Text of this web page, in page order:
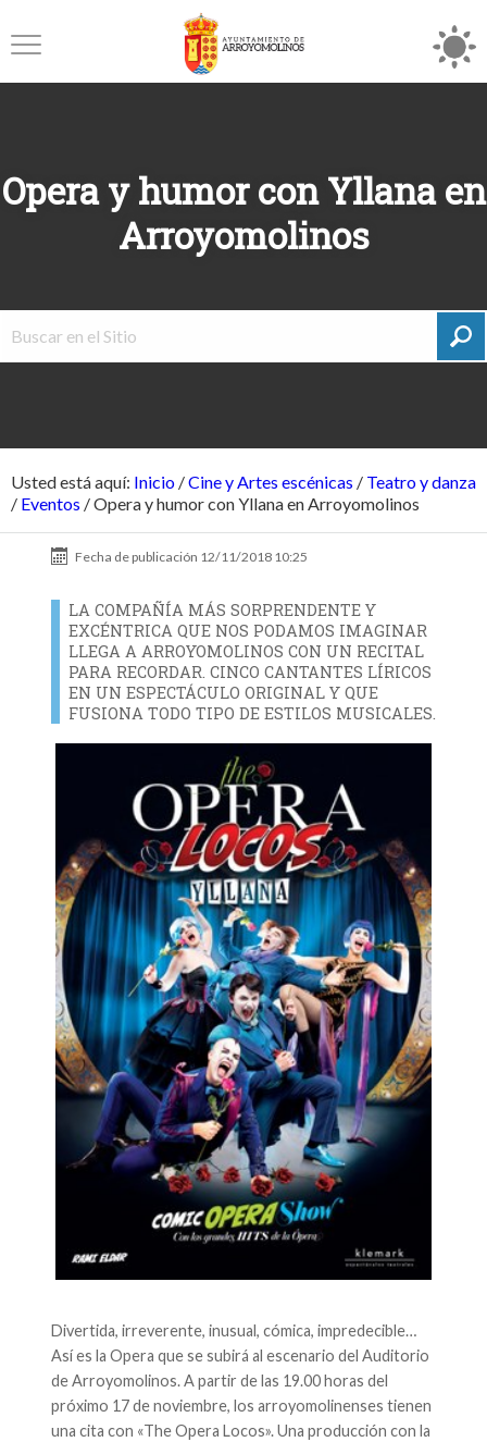
Opera y humor con Yllana en
Arroyomolinos
Usted está aquí: Inicio /Cine y Artes escénicas / Teatro y danza
/ Eventos /Opera y humor con Yllana en Arroyomolinos
Fecha de publicación 12/11/2018 10:25
LA COMPAÑÍA MÁS SORPRENDENTE Y
EXCÉNTRICA QUE NOS PODAMOS IMAGINAR
LLEGA A ARROYOMOLINOS CON UN RECITAL
PARA RECORDAR. CINCO CANTANTES LÍRICOS
EN UN ESPECTÁCULO ORIGINAL Y QUE
FUSIONA TODO TIPO DE ESTILOS MUSICALES.
Divertida, irreverente, inusual, cómica, impredecible…
Así es la Opera que se subirá al escenario del Auditorio
de Arroyomolinos. A partir de las 19.00 horas del
próximo 17 de noviembre, los arroyomolinenses tienen
una cita con «The Opera Locos». Una producción con la